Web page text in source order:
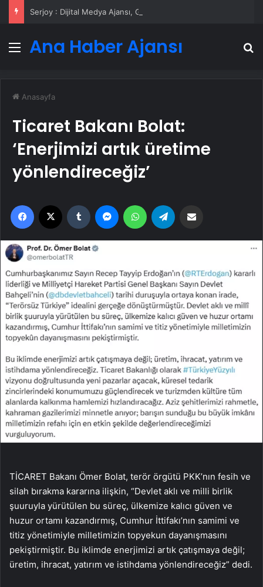
Menü
Ana Haber Ajansı
Anasayfa
Ticaret Bakanı Bolat:
‘Enerjimizi artık üretime
yönlendireceğiz’
Facebook Tumblr MessengerWhatsApp
TİCARET Bakanı Ömer Bolat, terör örgütü PKK’nın fesih ve
silah bırakma kararına ilişkin, “Devlet aklı ve milli birlik
şuuruyla yürütülen bu süreç, ülkemize kalıcı güven ve
huzur ortamı kazandırmış, Cumhur İttifakı’nın samimi ve
titiz yönetimiyle milletimizin topyekun dayanışmasını
pekiştirmiştir. Bu iklimde enerjimizi artık çatışmaya değil;
üretim, ihracat, yatırım ve istihdama yönlendireceğiz” dedi.